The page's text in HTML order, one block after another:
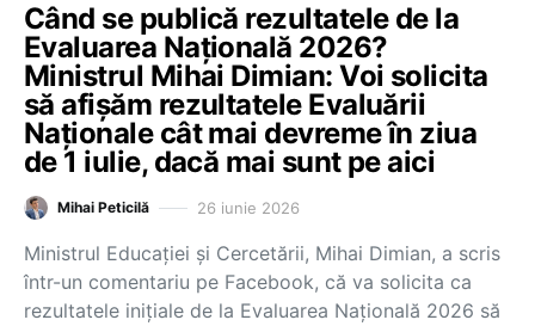
Când se publică rezultatele de la
Evaluarea Națională 2026?
Ministrul Mihai Dimian: Voi solicita
să afișăm rezultatele Evaluării
Naționale cât mai devreme în ziua
de 1 iulie, dacă mai sunt pe aici
Mihai Peticilă 26 iunie 2026
Ministrul Educației și Cercetării, Mihai Dimian, a scris
într-un comentariu pe Facebook, că va solicita ca
rezultatele inițiale de la Evaluarea Națională 2026 să